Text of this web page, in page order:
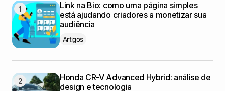
Link na Bio: como uma página simples
está ajudando criadores a monetizar sua
audiência
Artigos
Honda CR-V Advanced Hybrid: análise de
design e tecnologia